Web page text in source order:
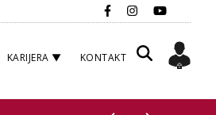
KARIJERA KONTAKT